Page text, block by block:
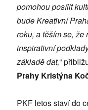
pomohou posílit
bude Kreativní
roku, a těším se,
inspirativní
základědat,“
Prahy Kristýna
PKF letos staví do